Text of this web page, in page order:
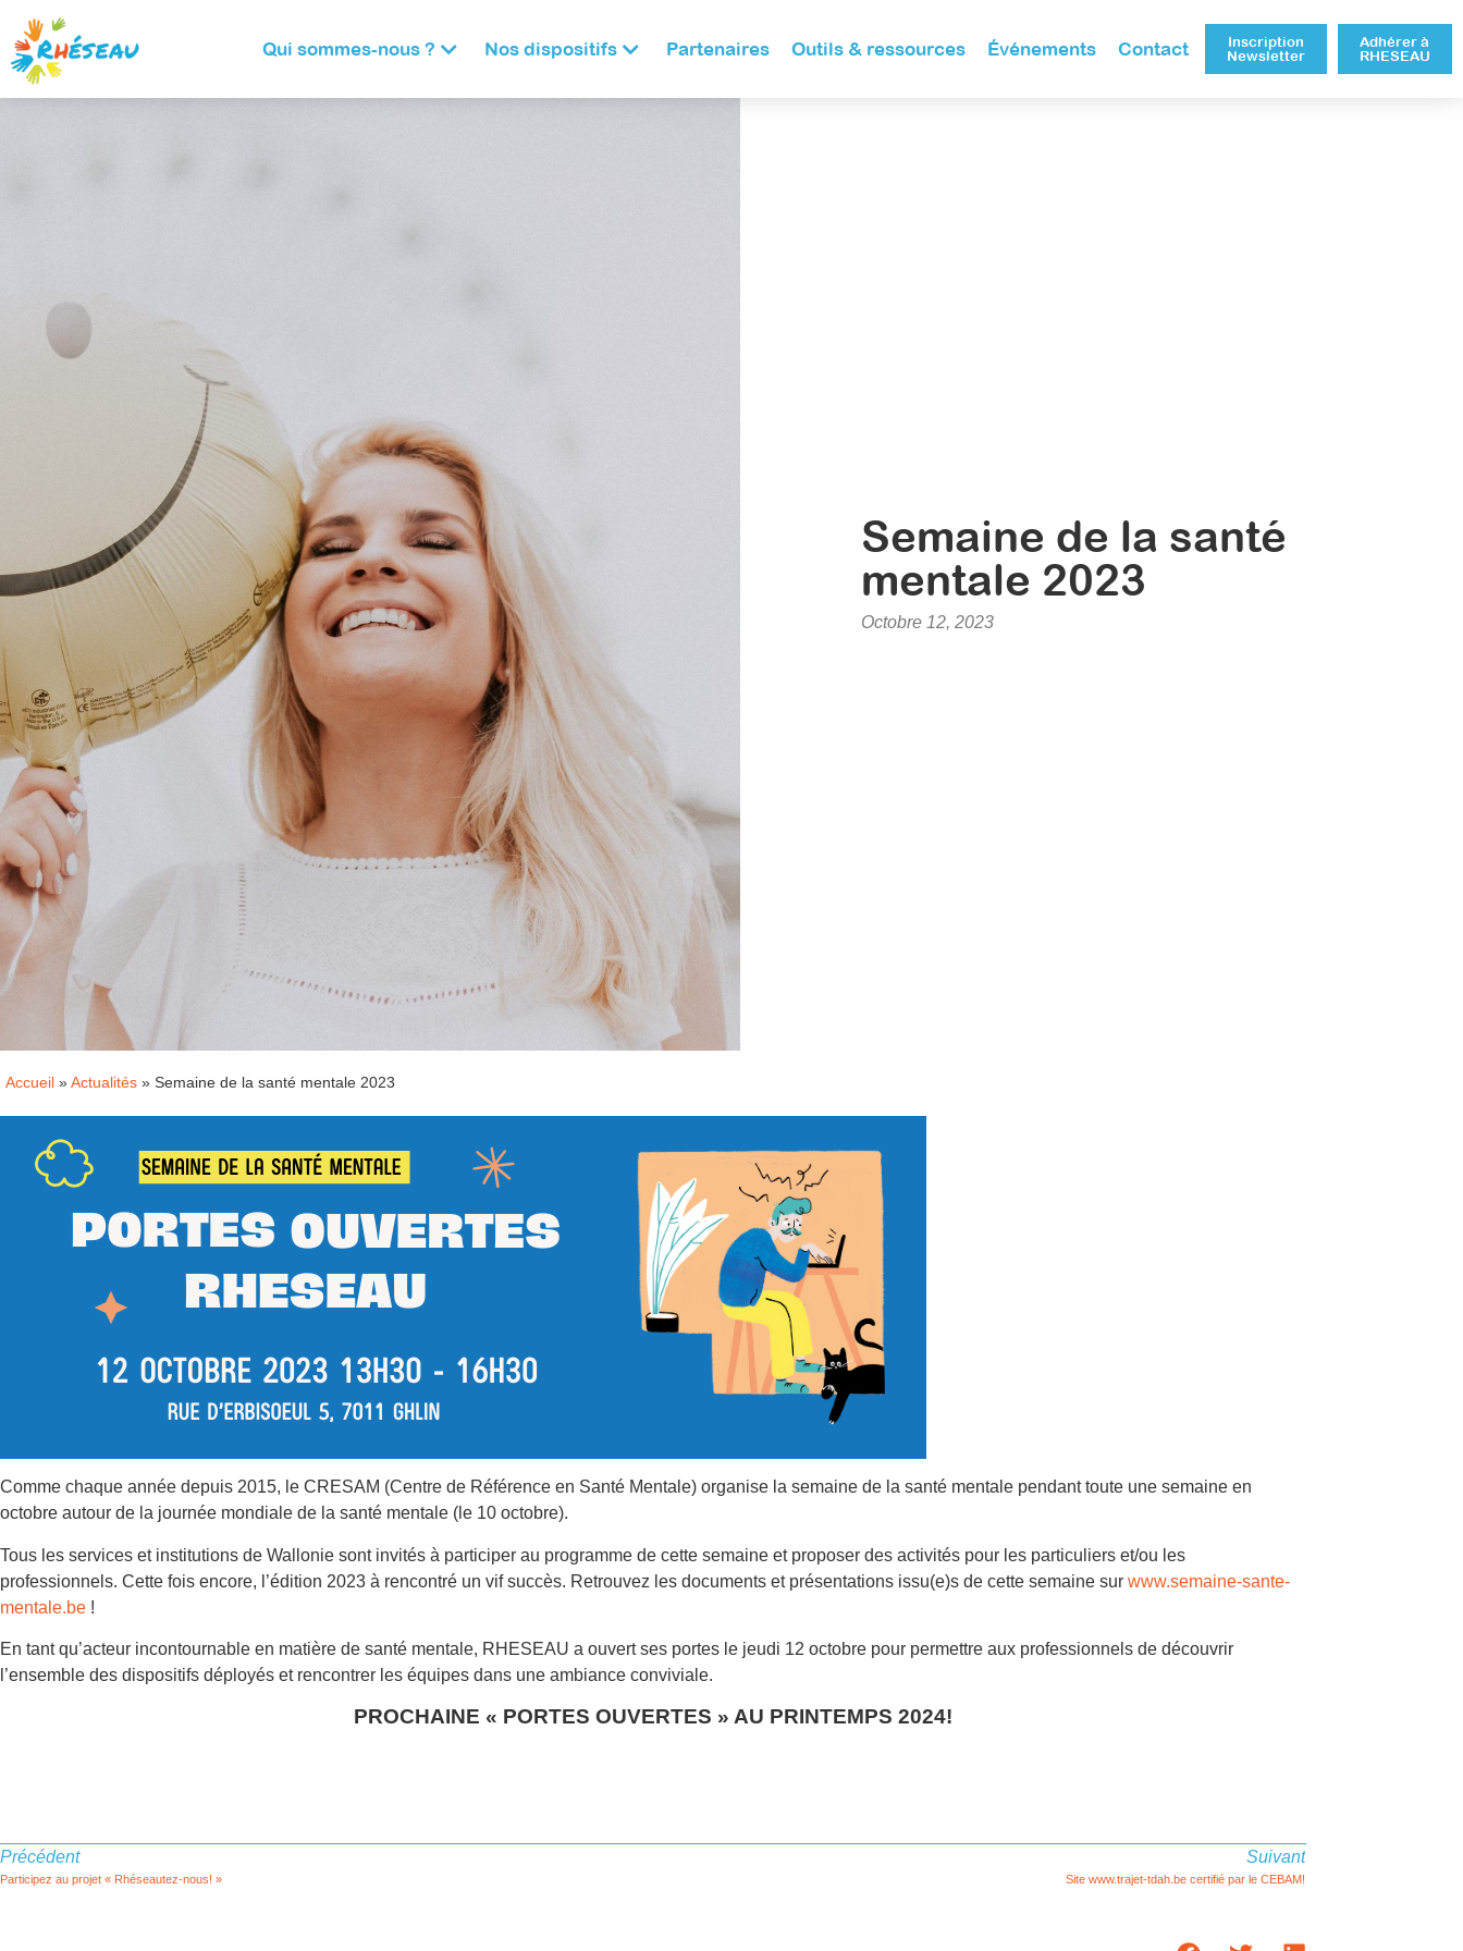
Qui sommes-nous ? Nos dispositifs Partenaires Outils & ressources Événements Contact
Inscription
Newsletter
Adhérer à
RHESEAU
Semaine de la santé
mentale 2023
Octobre 12, 2023
Accueil » Actualités » Semaine de la santé mentale 2023
Comme chaque année depuis 2015, le CRESAM (Centre de Référence en Santé Mentale) organise la semaine de la santé mentale pendant toute une semaine en
octobre autour de la journée mondiale de la santé mentale (le 10 octobre).
Tous les services et institutions de Wallonie sont invités à participer au programme de cette semaine et proposer des activités pour les particuliers et/ou les
professionnels. Cette fois encore, l’édition 2023 à rencontré un vif succès. Retrouvez les documents et présentations issu(e)s de cette semaine sur www.semaine-sante-
mentale.be !
En tant qu’acteur incontournable en matière de santé mentale, RHESEAU a ouvert ses portes le jeudi 12 octobre pour permettre aux professionnels de découvrir
l’ensemble des dispositifs déployés et rencontrer les équipes dans une ambiance conviviale.
PROCHAINE « PORTES OUVERTES » AU PRINTEMPS 2024!
Précédent
Participez au projet « Rhéseautez-nous! »
Suivant
Site www.trajet-tdah.be certifié par le CEBAM!